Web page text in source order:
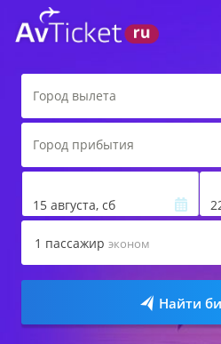
15 августа, сб
1 пассажир эконом
Найти